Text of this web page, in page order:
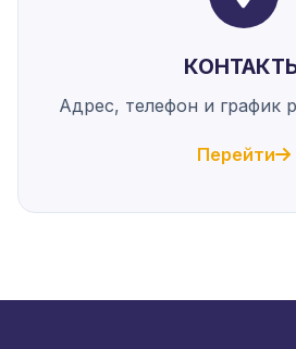
Адрес, телефон и график
Перейти